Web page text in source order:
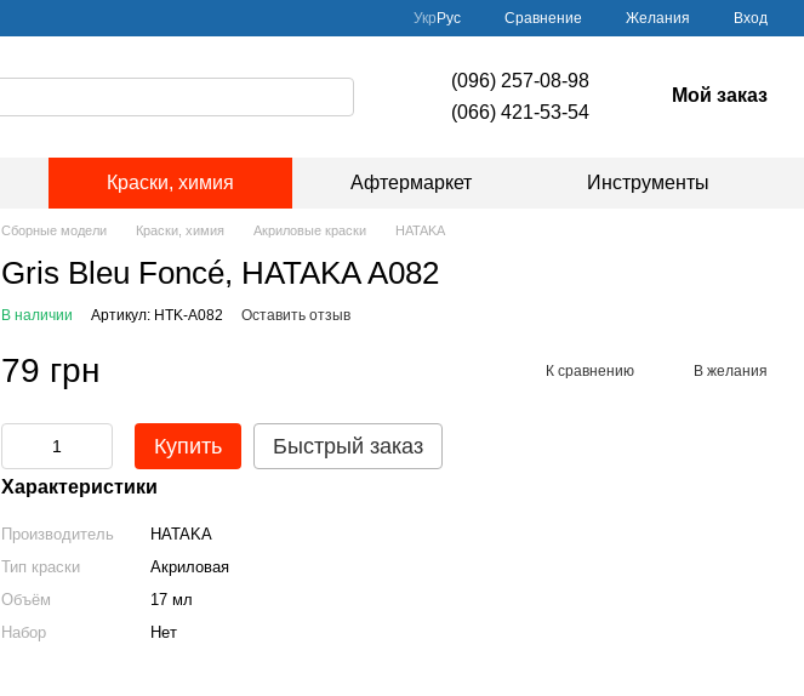
Укр Рус Сравнение Желания Вход
(096) 257-08-98
(066) 421-53-54
Мой заказ
Краски, химия Афтермаркет Инструменты
Сборные модели Краски, химия Акриловые краски HATAKA
Gris Bleu Foncé, HATAKA A082
В наличии Артикул: HTK-A082 Оставить отзыв
79 грн К сравнению В желания
Купить Быстрый заказ
Характеристики
Производитель
HATAKA
Тип краски
Акриловая
Объём
17 мл
Набор
Нет